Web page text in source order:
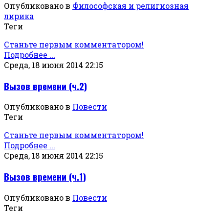
Опубликовано в Философская и религиозная
лирика
Теги
Станьте первым комментатором!
Подробнее ...
Среда, 18 июня 2014 22:15
Вызов времени (ч.2)
Опубликовано в Повести
Теги
Станьте первым комментатором!
Подробнее ...
Среда, 18 июня 2014 22:15
Вызов времени (ч.1)
Опубликовано в Повести
Теги